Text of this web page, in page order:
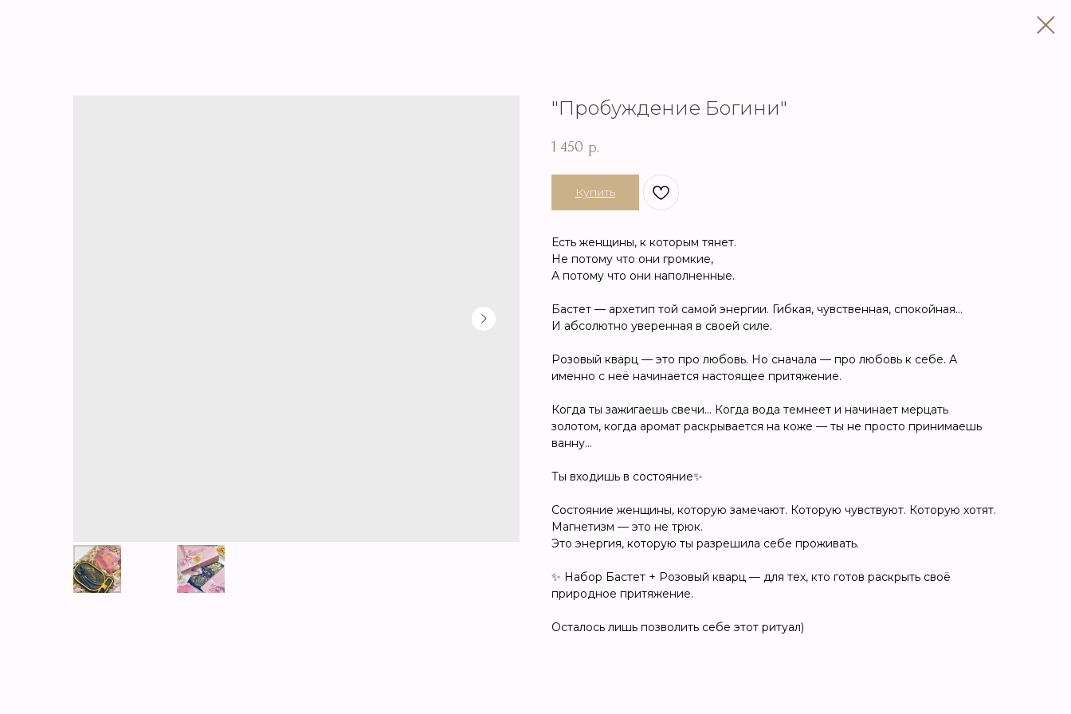
"Пробуждение Богини"
1 450 р.
Купить
Есть женщины, к которым тянет.
Не потому что они громкие,
А потому что они наполненные.
Бастет — архетип той самой энергии. Гибкая, чувственная, спокойная…
И абсолютно уверенная в своей силе.
Розовый кварц — это про любовь. Но сначала — про любовь к себе. А
именно с неё начинается настоящее притяжение.
Когда ты зажигаешь свечи… Когда вода темнеет и начинает мерцать
золотом, когда аромат раскрывается на коже — ты не просто принимаешь
ванну…
Ты входишь в состояние✨
Состояние женщины, которую замечают. Которую чувствуют. Которую хотят.
Магнетизм — это не трюк.
Это энергия, которую ты разрешила себе проживать.
✨ Набор Бастет + Розовый кварц — для тех, кто готов раскрыть своё
природное притяжение.
Осталось лишь позволить себе этот ритуал)